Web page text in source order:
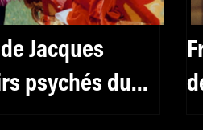
Jacques
psychés du